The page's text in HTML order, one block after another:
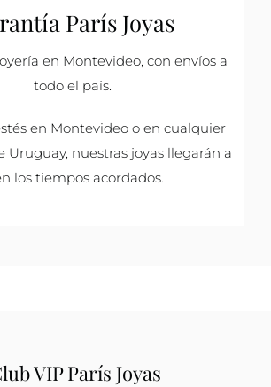
París Joyas
en Montevideo, con envíos a
todo el país.
en Montevideo o en cualquier
Uruguay, nuestras joyas llegarán a
los tiempos acordados.
VIP París Joyas